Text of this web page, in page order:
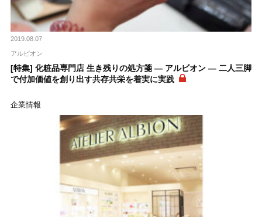
2019.08.07
アルビオン
[特集] 化粧品専門店 生き残りの処方箋 ― アルビオン ― 二人三脚
で付加価値を創り出す共存共栄を着実に実践
企業情報